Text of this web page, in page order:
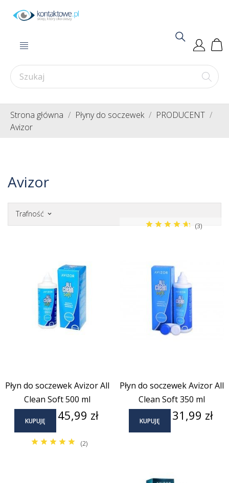
Strona główna Płyny do soczewek
PRODUCENT
Avizor
Avizor
Trafność keyboard_arrow_down
Płyn do soczewek Avizor All
Clean Soft 500 ml
KUPUJĘ Cena
45,99 zł
(3)
Płyn do soczewek Avizor All
Clean Soft 350 ml
KUPUJĘ Cena
31,99 zł
(2)